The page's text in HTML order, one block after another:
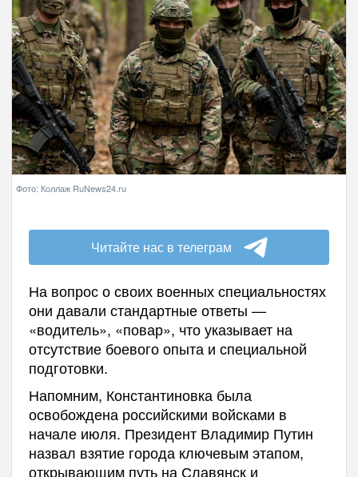
Фото: Коллаж RuNews24.ru
Читайте нас в телеграм
На вопрос о своих военных специальностях
они давали стандартные ответы —
«водитель», «повар», что указывает на
отсутствие боевого опыта и специальной
подготовки.
Напомним, Константиновка была
освобождена российскими войсками в
начале июля. Президент Владимир Путин
назвал взятие города ключевым этапом,
открывающим путь на Славянск и